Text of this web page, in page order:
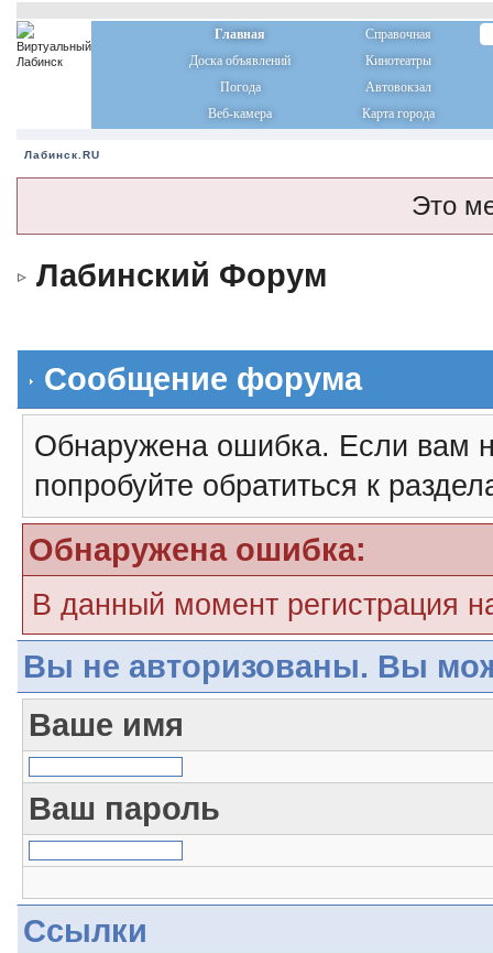
Главная
Справочная
Доска объявлений
Кинотеатры
Погода
Автовокзал
Веб-камера
Карта города
Лабинск.RU
Это
Лабинский Форум
Сообщение форума
Обнаружена ошибка. Если вам
попробуйте обратиться к
Обнаружена ошибка:
В данный момент регистрация
Вы не авторизованы. Вы
Ваше имя
Ваш пароль
Ссылки